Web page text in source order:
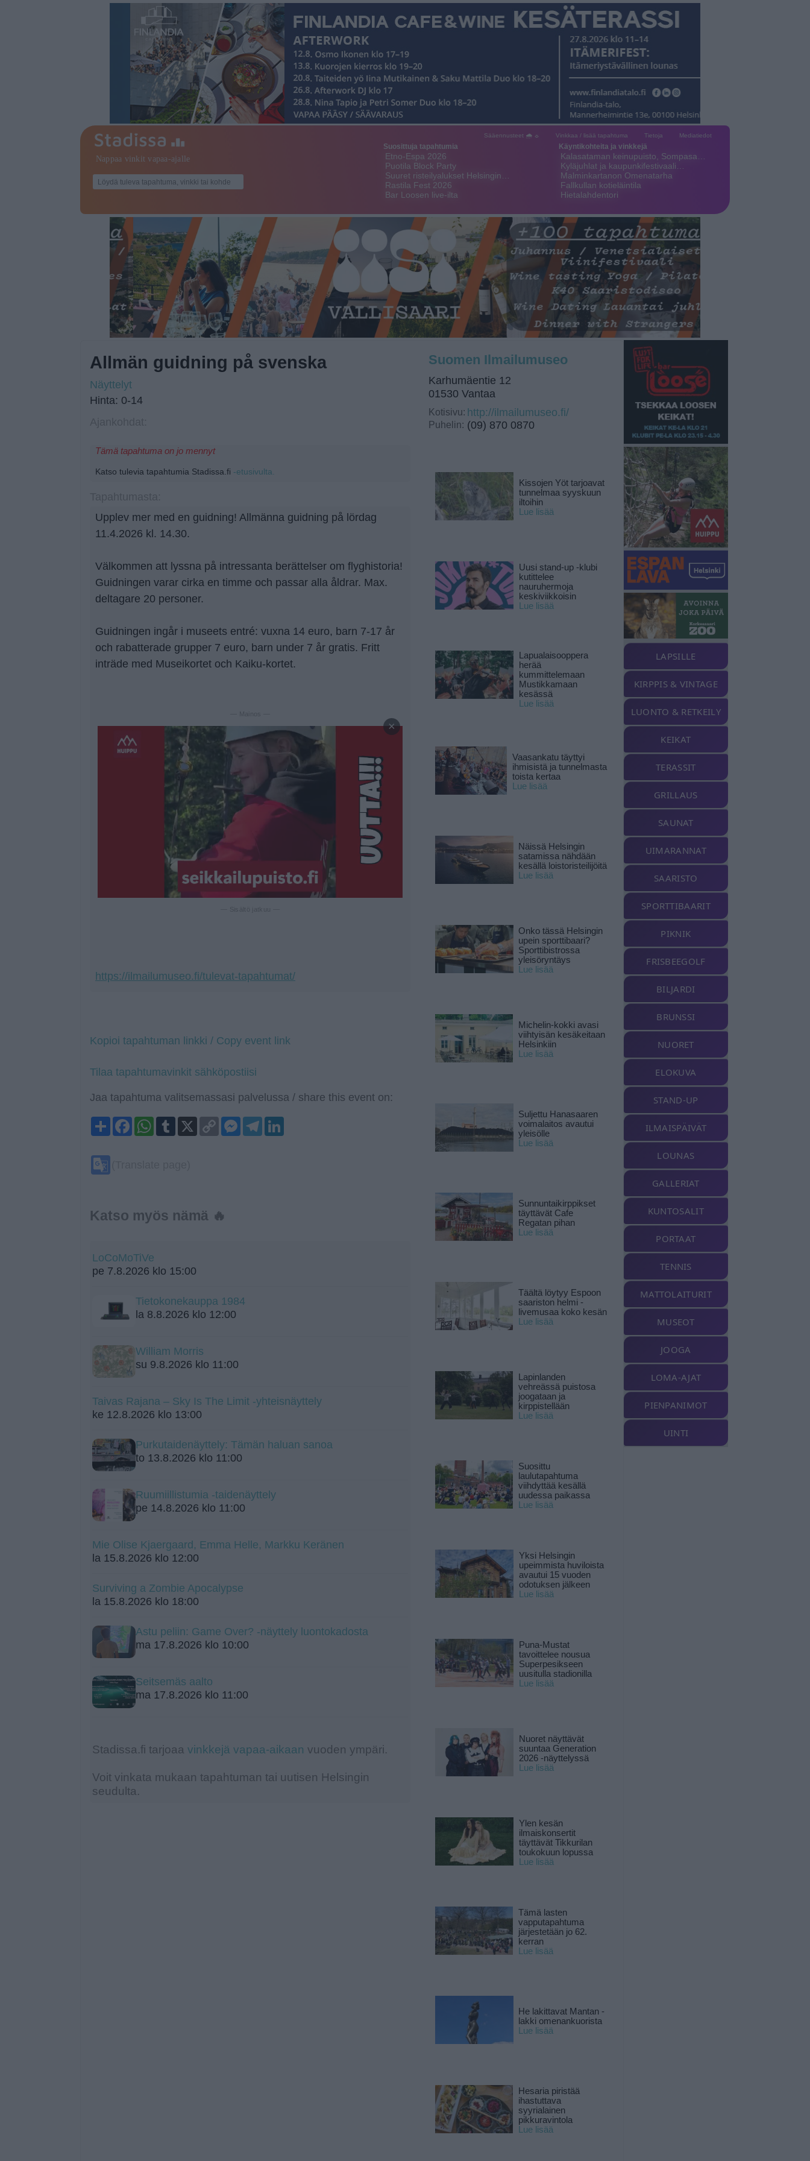
Sääennusteet 🌧 ☼ Vinkkaa / lisää tapahtuma Tietoja Mediatiedot
Suosittuja tapahtumia
Etno-Espa 2026
Puotila Block Party
Suuret risteilyalukset Helsingin…
Rastila Fest 2026
Bar Loosen live-ilta
Käyntikohteita ja vinkkejä
Kalasataman keinupuisto, Sompasa…
Kyläjuhlat ja kaupunkifestivaali…
Malminkartanon Omenatarha
Fallkullan kotieläintila
Hietalahdentori
Allmän guidning på svenska
Näyttelyt
Hinta: 0-14
Tämä tapahtuma on jo mennyt
Katso tulevia tapahtumia Stadissa.fi -etusivulta.
Upplev mer med en guidning! Allmänna guidning på lördag
11.4.2026 kl. 14.30.
Välkommen att lyssna på intressanta berättelser om flyghistoria!
Guidningen varar cirka en timme och passar alla åldrar. Max.
deltagare 20 personer.
Guidningen ingår i museets entré: vuxna 14 euro, barn 7-17 år
och rabatterade grupper 7 euro, barn under 7 år gratis. Fritt
inträde med Museikortet och Kaiku-kortet.
— Mainos —
×
https://ilmailumuseo.fi/tulevat-tapahtumat/
Kopioi tapahtuman linkki / Copy event link
Tilaa tapahtumavinkit sähköpostiisi
Jaa tapahtuma valitsemassasi palvelussa / share this event on:
ShareFacebookWhatsApp
Tumblr
X
Copy
Link
Messenger
Telegram
Katso myös nämä 🔥
LoCoMoTiVe
pe 7.8.2026 klo 15:00
Tietokonekauppa 1984
la 8.8.2026 klo 12:00
William Morris
su 9.8.2026 klo 11:00
Taivas Rajana – Sky Is The Limit -yhteisnäyttely
ke 12.8.2026 klo 13:00
Purkutaidenäyttely: Tämän haluan sanoa
to 13.8.2026 klo 11:00
Ruumiillistumia -taidenäyttely
pe 14.8.2026 klo 11:00
Mie Olise Kjaergaard, Emma Helle, Markku Keränen
la 15.8.2026 klo 12:00
Surviving a Zombie Apocalypse
la 15.8.2026 klo 18:00
Astu peliin: Game Over? -näyttely luontokadosta
ma 17.8.2026 klo 10:00
Seitsemäs aalto
ma 17.8.2026 klo 11:00
Stadissa.fi tarjoaa vinkkejä vapaa-aikaan vuoden ympäri.
Voit vinkata mukaan tapahtuman tai uutisen Helsingin
seudulta.
Suomen Ilmailumuseo
Karhumäentie 12
01530 Vantaa
Kotisivu: http://ilmailumuseo.fi/
Puhelin: (09) 870 0870
Kissojen Yöt tarjoavat
tunnelmaa syyskuun
iltoihin
Lue lisää
Uusi stand-up -klubi
kutittelee
nauruhermoja
keskiviikkoisin
Lue lisää
Lapualaisooppera
herää
kummittelemaan
Mustikkamaan
kesässä
Lue lisää
Vaasankatu täyttyi
ihmisistä ja tunnelmasta
toista kertaa
Lue lisää
Näissä Helsingin
satamissa nähdään
kesällä loistoristeilijöitä
Lue lisää
Onko tässä Helsingin
upein sporttibaari?
Sporttibistrossa
yleisöryntäys
Lue lisää
Michelin-kokki avasi
viihtyisän kesäkeitaan
Helsinkiin
Lue lisää
Suljettu Hanasaaren
voimalaitos avautui
yleisölle
Lue lisää
Sunnuntaikirppikset
täyttävät Cafe
Regatan pihan
Lue lisää
Täältä löytyy Espoon
saariston helmi -
livemusaa koko kesän
Lue lisää
Lapinlanden
vehreässä puistosa
joogataan ja
kirppistellään
Lue lisää
Suosittu
laulutapahtuma
viihdyttää kesällä
uudessa paikassa
Lue lisää
Yksi Helsingin
upeimmista huviloista
avautui 15 vuoden
odotuksen jälkeen
Lue lisää
Puna-Mustat
tavoittelee nousua
Superpesikseen
uusitulla stadionilla
Lue lisää
Nuoret näyttävät
suuntaa Generation
2026 -näyttelyssä
Lue lisää
Ylen kesän
ilmaiskonsertit
täyttävät Tikkurilan
toukokuun lopussa
Lue lisää
Tämä lasten
vapputapahtuma
järjestetään jo 62.
kerran
Lue lisää
He lakittavat Mantan -
lakki omenankuorista
Lue lisää
Hesaria piristää
ihastuttava
syyrialainen
pikkuravintola
Lue lisää
LAPSILLE
KIRPPIS & VINTAGE
LUONTO & RETKEILY
KEIKAT
TERASSIT
GRILLAUS
SAUNAT
UIMARANNAT
SAARISTO
SPORTTIBAARIT
PIKNIK
FRISBEEGOLF
BILJARDI
BRUNSSI
NUORET
ELOKUVA
STAND-UP
ILMAISPÄIVÄT
LOUNAS
GALLERIAT
KUNTOSALIT
PORTAAT
TENNIS
MATTOLAITURIT
MUSEOT
JOOGA
LOMA-AJAT
PIENPANIMOT
UINTI